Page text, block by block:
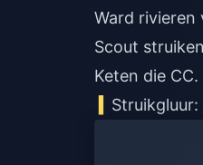
Ward rivieren
Scout
Keten die CC.